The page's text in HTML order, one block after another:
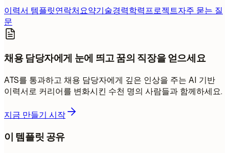
이력서 템플릿연락처요약기술경력학력프로젝트자주 묻는 질
문
채용 담당자에게 눈에 띄고 꿈의 직장을 얻으세요
ATS를 통과하고 채용 담당자에게 깊은 인상을 주는 AI 기반
이력서로 커리어를 변화시킨 수천 명의 사람들과 함께하세요.
지금 만들기 시작
이 템플릿 공유